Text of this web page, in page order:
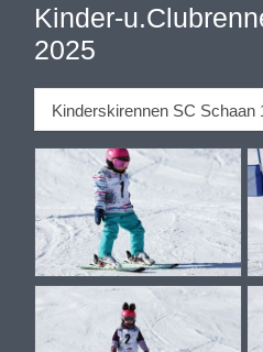
Kinder-
2025